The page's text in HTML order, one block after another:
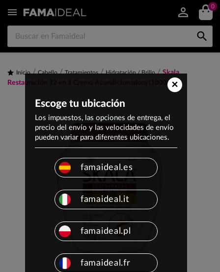
 0

Inicio Cabello Tratamientos Hidratación / Brillo
Skala
Restauración 12 en 1 Crema Acondicionadora (1000ml)
×
Escoge tu ubicación
Los impuestos, las opciones de entrega, el
precio del envío y las velocidades de envío
pueden variar para diferentes ubicaciones.
famaideal.es
famaideal.it
famaideal.pl
famaideal.fr